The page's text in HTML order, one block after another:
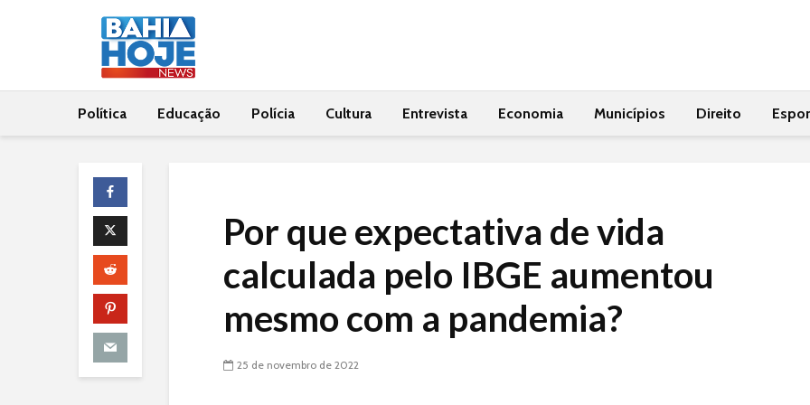
Política Educação Polícia Cultura Entrevista Economia Municípios Direito
Por que expectativa de vida
calculada pelo IBGE aumentou
mesmo com a pandemia?
25 de novembro de 2022